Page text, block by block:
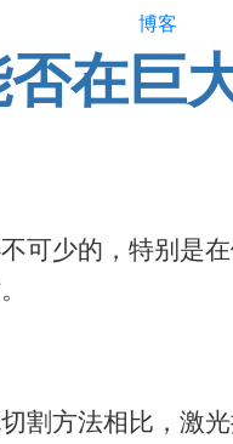
博客
在巨
可少的，特别是
割方法相比，激